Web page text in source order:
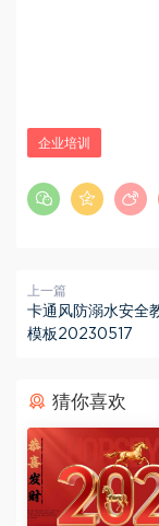
企业培训
上一篇
卡通风防溺水安全
模板20230517
猜你喜欢